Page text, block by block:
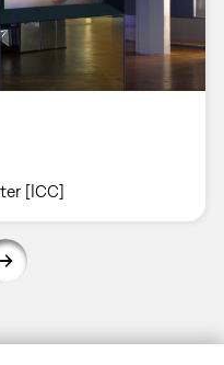
[ICC]